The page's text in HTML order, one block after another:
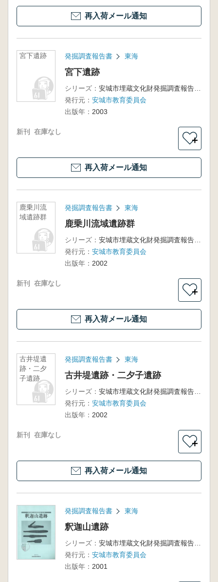
再入荷メール通知
宮下遺跡 発掘調査報告書 東海
宮下遺跡
シリーズ：
安城市埋蔵文化財発掘調査報告書第11集
発行元： 安城市教育委員会
出版年： 2003
新刊 在庫なし
＋
再入荷メール通知
鹿乗川流
域遺跡群
発掘調査報告書 東海
鹿乗川流域遺跡群
シリーズ：
安城市埋蔵文化財発掘調査報告書第10集
発行元： 安城市教育委員会
出版年： 2002
新刊 在庫なし
＋
再入荷メール通知
古井堤遺
跡・二夕
子遺跡
発掘調査報告書 東海
古井堤遺跡・二夕子遺跡
シリーズ：
安城市埋蔵文化財発掘調査報告書第9集
発行元： 安城市教育委員会
出版年： 2002
新刊 在庫なし
＋
再入荷メール通知
発掘調査報告書 東海
釈迦山遺跡
シリーズ：
安城市埋蔵文化財発掘調査報告書第8集
発行元： 安城市教育委員会
出版年： 2001